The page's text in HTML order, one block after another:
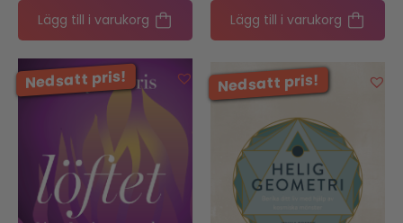
Lägg till i varukorg Lägg till i varukorg